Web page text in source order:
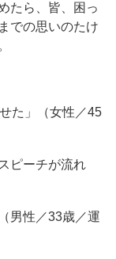
たら、皆、困っ
での思いのたけ
た」（女性／45
ピーチが流れ
男性／33歳／運